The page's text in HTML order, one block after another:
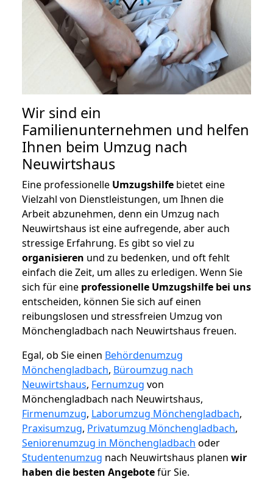
Wir sind ein
Familienunternehmen und helfen
Ihnen beim Umzug nach
Neuwirtshaus
Eine professionelle Umzugshilfe bietet eine
Vielzahl von Dienstleistungen, um Ihnen die
Arbeit abzunehmen, denn ein Umzug nach
Neuwirtshaus ist eine aufregende, aber auch
stressige Erfahrung. Es gibt so viel zu
organisieren und zu bedenken, und oft fehlt
einfach die Zeit, um alles zu erledigen. Wenn Sie
sich für eine professionelle Umzugshilfe bei uns
entscheiden, können Sie sich auf einen
reibungslosen und stressfreien Umzug von
Mönchengladbach nach Neuwirtshaus freuen.
Egal, ob Sie einen Behördenumzug
Mönchengladbach, Büroumzug nach
Neuwirtshaus, Fernumzug von
Mönchengladbach nach Neuwirtshaus,
Firmenumzug, Laborumzug Mönchengladbach,
Praxisumzug, Privatumzug Mönchengladbach,
Seniorenumzug in Mönchengladbach oder
Studentenumzug nach Neuwirtshaus planen wir
haben die besten Angebotefür Sie.